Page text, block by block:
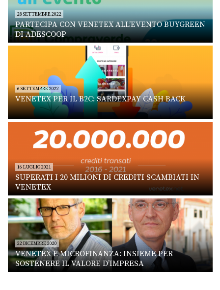
28 SETTEMBRE 2022
PARTECIPA CON VENETEX ALL’EVENTO BUYGREEN
DI ADESCOOP
6 SETTEMBRE 2022
VENETEX PER IL B2C: SARDEXPAY CASH BACK
16 LUGLIO 2021
SUPERATI I 20 MILIONI DI CREDITI SCAMBIATI IN
VENETEX
22 DICEMBRE 2020
VENETEX E MICROFINANZA: INSIEME PER
SOSTENERE IL VALORE D’IMPRESA